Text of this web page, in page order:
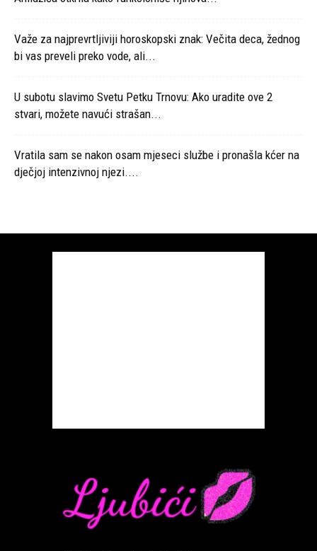
Važe za najprevrtljiviji horoskopski znak: Večita deca, žednog
bi vas preveli preko vode, ali...
U subotu slavimo Svetu Petku Trnovu: Ako uradite ove 2
stvari, možete navući strašan...
Vratila sam se nakon osam mjeseci službe i pronašla kćer na
dječjoj intenzivnoj njezi....